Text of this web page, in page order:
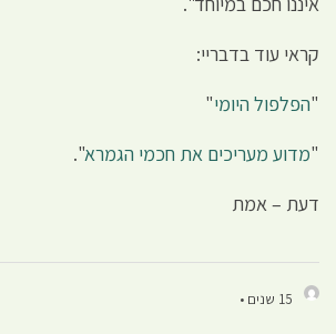
קראי עוד בדבריי:
"הפלפול היומי"
"מדוע מעריכים את חכמי הגמרא".
דעת – אמת
15 שנים •